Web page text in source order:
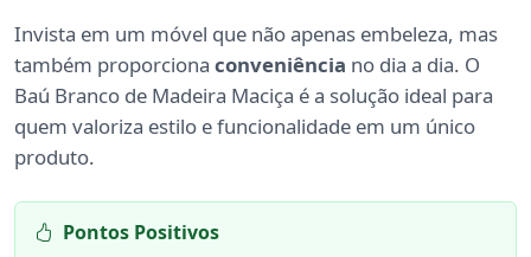
Invista em um móvel que não apenas embeleza, mas
também proporciona conveniência no dia a dia. O
Baú Branco de Madeira Maciça é a solução ideal para
quem valoriza estilo e funcionalidade em um único
produto.
Pontos Positivos